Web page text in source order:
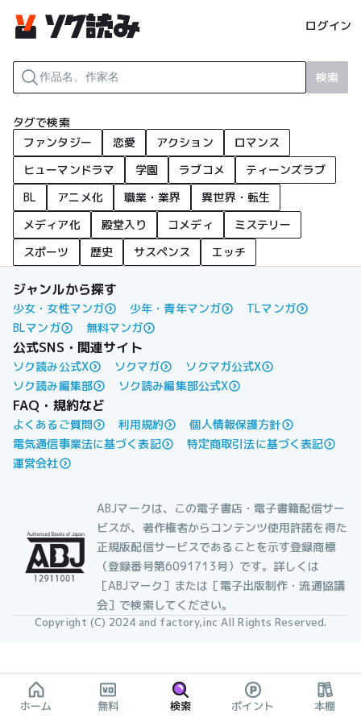
ログイン
検索
タグで検索
ファンタジー
恋愛 アクション
ロマンス
ヒューマンドラマ
学園 ラブコメ
ティーンズラブ
BL
アニメ化 職業・業界
異世界・転生
メディア化
殿堂入り コメディ
ミステリー
スポーツ
歴史 サスペンス エッチ
ジャンルから探す
少女・女性マンガ 少年・青年マンガ
TLマンガ
BLマンガ
無料マンガ
公式SNS・関連サイト
ソク読み公式X ソクマガ
ソクマガ公式X
ソク読み編集部
ソク読み編集部公式X
FAQ・規約など
よくあるご質問 利用規約
個人情報保護方針
電気通信事業法に基づく表記
特定商取引法に基づく表記
運営会社
ABJマークは、この電子書店・電子書籍配信サー
ビスが、著作権者からコンテンツ使用許諾を得た
正規版配信サービスであることを示す登録商標
（登録番号第6091713号）です。詳しくは
［ABJマーク］または［電子出版制作・流通協議
会］で検索してください。
Copyright (C) 2024 and factory,inc All Rights Reserved.
ホーム 無料 検索 ポイント 本棚